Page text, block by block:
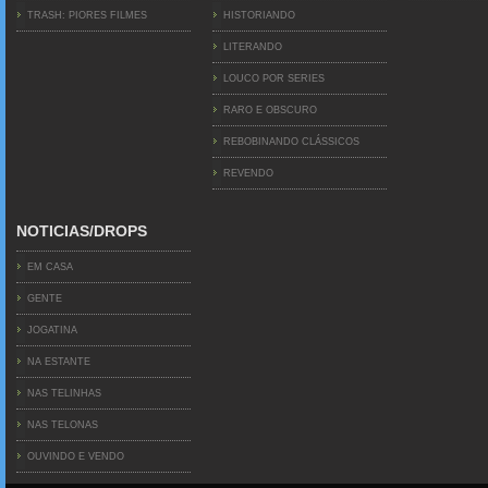
TRASH: PIORES FILMES HISTORIANDO
LITERANDO
LOUCO POR SERIES
RARO E OBSCURO
REBOBINANDO CLÁSSICOS
REVENDO
NOTICIAS/DROPS
EM CASA
GENTE
JOGATINA
NA ESTANTE
NAS TELINHAS
NAS TELONAS
OUVINDO E VENDO